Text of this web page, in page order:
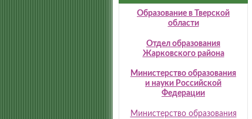
Образование в Тверской
области
Отдел образования
Жарковского района
Министерство образования
и науки Российской
Федерации
Министерство образования